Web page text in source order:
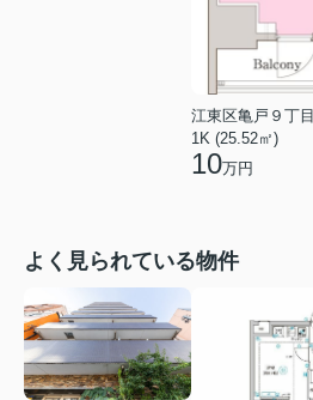
江東区亀戸９丁目
1K (25.52㎡)
10万円
よく見られている物件